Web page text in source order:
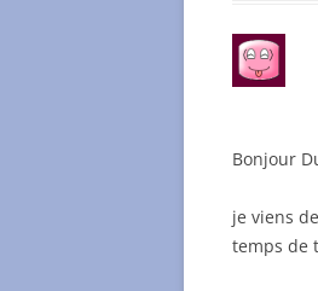
Bonjour
je viens
temps de